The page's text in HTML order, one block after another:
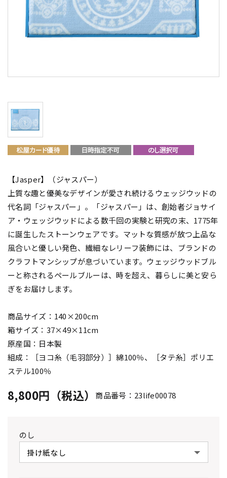
【Jasper】（ジャスパー）
上質な趣と優美なデザインが愛され続けるウェッジウッドの
代名詞「ジャスパー」。「ジャスパー」は、創始者ジョサイ
ア・ウェッジウッドによる数千回の実験と研究の末、1775年
に誕生したストーンウェアです。マットな質感が放つ上品な
風合いと優しい発色、繊細なレリーフ装飾には、ブランドの
クラフトマンシップが息づいています。ウェッジウッドブル
ーと称されるペールブルーは、時を超え、暮らしに美と安ら
ぎをお届けします。
商品サイズ：140×200cm
箱サイズ：37×49×11cm
原産国：日本製
組成：［ヨコ糸（毛羽部分）］綿100％、［タテ糸］ポリエ
ステル100％
8,800円（税込） 商品番号：23life00078
のし